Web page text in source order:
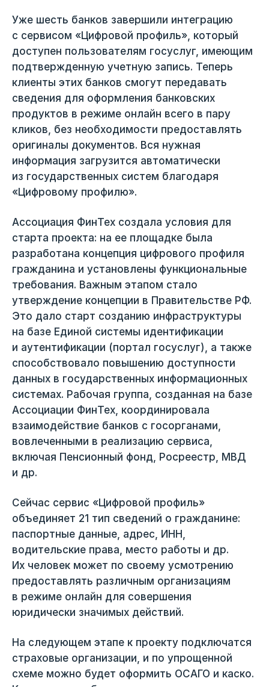
Уже шесть банков завершили интеграцию
с сервисом «Цифровой профиль», который
доступен пользователям госуслуг, имеющим
подтвержденную учетную запись. Теперь
клиенты этих банков смогут передавать
сведения для оформления банковских
продуктов в режиме онлайн всего в пару
кликов, без необходимости предоставлять
оригиналы документов. Вся нужная
информация загрузится автоматически
из государственных систем благодаря
«Цифровому профилю».
Ассоциация ФинТех создала условия для
старта проекта: на ее площадке была
разработана концепция цифрового профиля
гражданина и установлены функциональные
требования. Важным этапом стало
утверждение концепции в Правительстве РФ.
Это дало старт созданию инфраструктуры
на базе Единой системы идентификации
и аутентификации (портал госуслуг), а также
способствовало повышению доступности
данных в государственных информационных
системах. Рабочая группа, созданная на базе
Ассоциации ФинТех, координировала
взаимодействие банков с госорганами,
вовлеченными в реализацию сервиса,
включая Пенсионный фонд, Росреестр, МВД
и др.
Сейчас сервис «Цифровой профиль»
объединяет 21 тип сведений о гражданине:
паспортные данные, адрес, ИНН,
водительские права, место работы и др.
Их человек может по своему усмотрению
предоставлять различным организациям
в режиме онлайн для совершения
юридически значимых действий.
На следующем этапе к проекту подключатся
страховые организации, и по упрощенной
схеме можно будет оформить ОСАГО и каско.